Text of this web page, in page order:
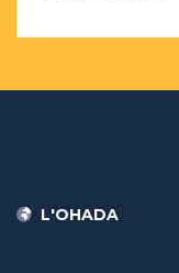
L'OHADA